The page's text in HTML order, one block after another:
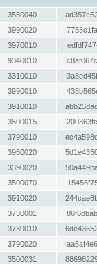
3550040
3990020
3970010
9340010
3310010
3990010
3910010
3500015
3790010
3950020
3390020
3500070
3910020
3730001
3730010
3790020
3500031